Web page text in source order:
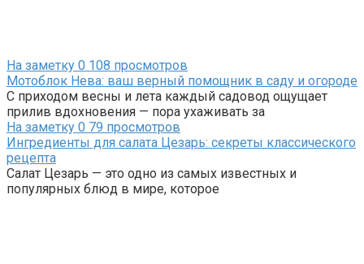
На заметку 0 108 просмотров
Мотоблок Нева: ваш верный помощник в саду и огороде
С приходом весны и лета каждый садовод ощущает
прилив вдохновения — пора ухаживать за
На заметку 0 79 просмотров
Ингредиенты для салата Цезарь: секреты классического
рецепта
Салат Цезарь — это одно из самых известных и
популярных блюд в мире, которое